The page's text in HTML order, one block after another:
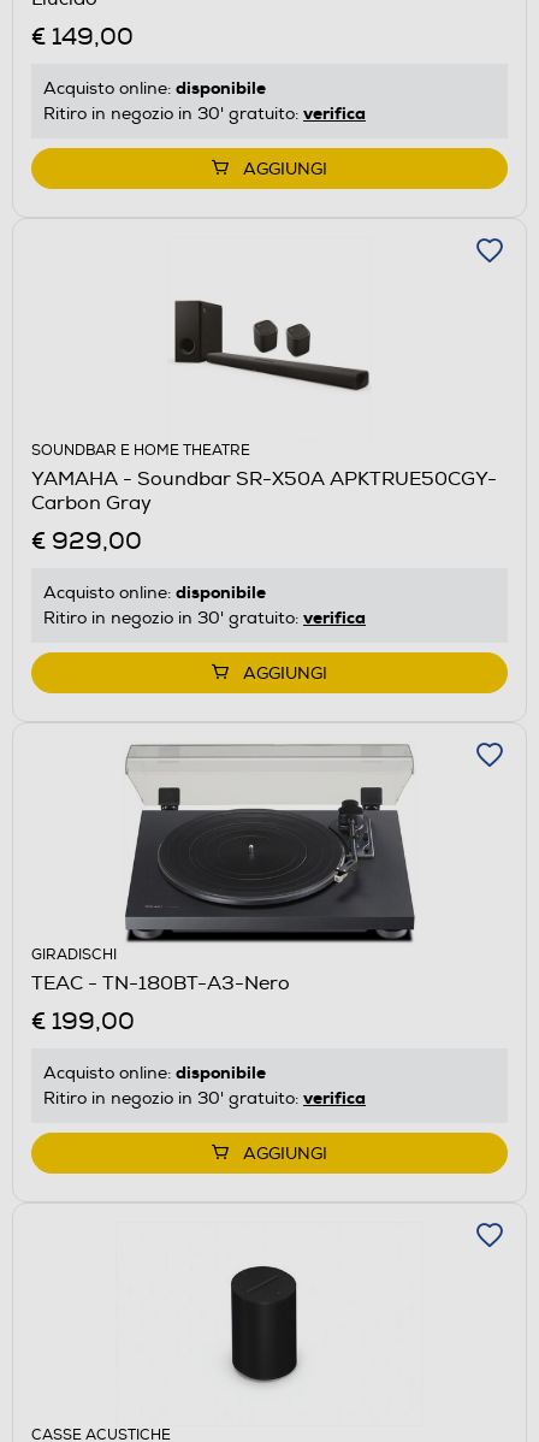
€ 149,00
Acquisto online: disponibile
Ritiro in negozio in 30' gratuito: verifica
AGGIUNGI
SOUNDBAR E HOME THEATRE
YAMAHA - Soundbar SR-X50A APKTRUE50CGY-
Carbon Gray
€ 929,00
Acquisto online: disponibile
Ritiro in negozio in 30' gratuito: verifica
AGGIUNGI
GIRADISCHI
TEAC - TN-180BT-A3-Nero
€ 199,00
Acquisto online: disponibile
Ritiro in negozio in 30' gratuito: verifica
AGGIUNGI
CASSE ACUSTICHE